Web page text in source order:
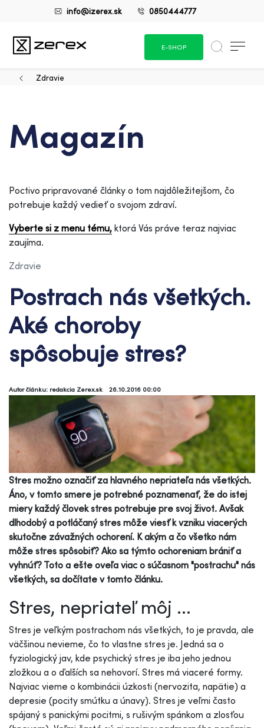
info@izerex.sk 0850444777
E-SHOP
Zdravie
Magazín
Poctivo pripravované články o tom najdôležitejšom, čo
potrebuje každý vedieť o svojom zdraví.
Vyberte si z menu tému, ktorá Vás práve teraz najviac
zaujíma.
Zdravie
Postrach nás všetkých.
Aké choroby
spôsobuje stres?
Autor článku: redakcia Zerex.sk 26.10.2016 00:00
Stres možno označiť za hlavného nepriateľa nás všetkých.
Áno, v tomto smere je potrebné poznamenať, že do istej
miery každý človek stres potrebuje pre svoj život. Avšak
dlhodobý a potláčaný stres môže viesť k vzniku viacerých
skutočne závažných ochorení. K akým a čo všetko nám
môže stres spôsobiť? Ako sa týmto ochoreniam brániť a
vyhnúť? Toto a ešte oveľa viac o súčasnom "postrachu" nás
všetkých, sa dočítate v tomto článku.
Stres, nepriateľ môj ...
Stres je veľkým postrachom nás všetkých, to je pravda, ale
väčšinou nevieme, čo to vlastne stres je. Jedná sa o
fyziologický jav, kde psychický stres je iba jeho jednou
zložkou a o ďalších sa nehovorí. Stres má viaceré formy.
Najviac vieme o kombinácii úzkosti (nervozita, napätie) a
depresie (pocity smútku a únavy). Stres je veľmi často
spájaný s panickými pocitmi, s rušivým spánkom a zlosťou